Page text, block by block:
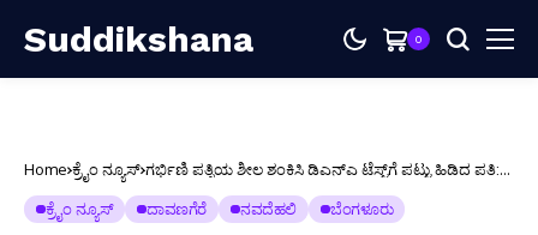
Suddikshana 0
Home ಕ್ರೈಂ ನ್ಯೂಸ್ ಗರ್ಭಿಣಿ ಪತ್ನಿಯ ಶೀಲ ಶಂಕಿಸಿ ಡಿಎನ್‌ಎ ಟೆಸ್ಟ್‌ಗೆ ಪಟ್ಟು ಹಿಡಿದ ಪತಿ:
ಕ್ರೈಂ ನ್ಯೂಸ್ ದಾವಣಗೆರೆ ನವದೆಹಲಿ ಬೆಂಗಳೂರು